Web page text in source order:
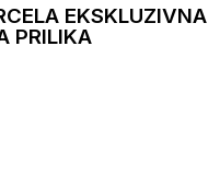
EKSKLUZIVNA
PRILIKA